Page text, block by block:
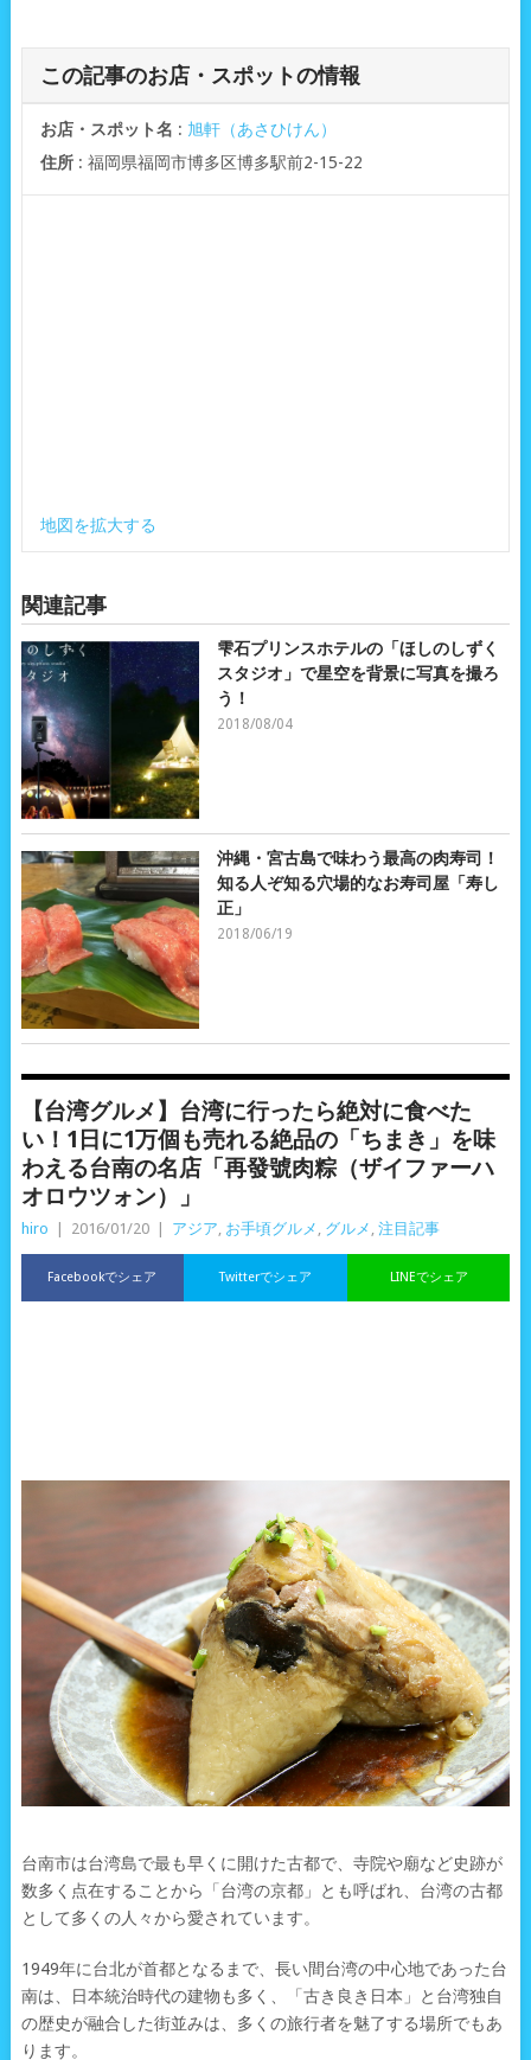
この記事のお店・スポットの情報
お店・スポット名 : 旭軒（あさひけん）
住所: 福岡県福岡市博多区博多駅前2-15-22
地図を拡大する
関連記事
雫石プリンスホテルの「ほしのしずく
スタジオ」で星空を背景に写真を撮ろ
う！
2018/08/04
沖縄・宮古島で味わう最高の肉寿司！
知る人ぞ知る穴場的なお寿司屋「寿し
正」
2018/06/19
【台湾グルメ】台湾に行ったら絶対に食べた
い！1日に1万個も売れる絶品の「ちまき」を味
わえる台南の名店「再發號肉粽（ザイファーハ
オロウツォン）」
hiro | 2016/01/20 | アジア お手頃グルメ グルメ 注目記事
Facebookでシェア LINEでシェア
Twitterでシェア
台南市は台湾島で最も早くに開けた古都で、寺院や廟など史跡が
数多く点在することから「台湾の京都」とも呼ばれ、台湾の古都
として多くの人々から愛されています。
1949年に台北が首都となるまで、長い間台湾の中心地であった台
南は、日本統治時代の建物も多く、「古き良き日本」と台湾独自
の歴史が融合した街並みは、多くの旅行者を魅了する場所でもあ
ります。